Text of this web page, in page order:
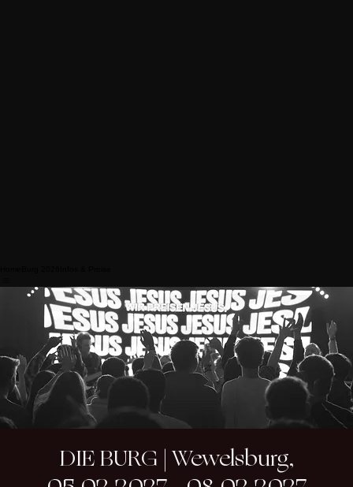
Burg 2026Infos & Preise